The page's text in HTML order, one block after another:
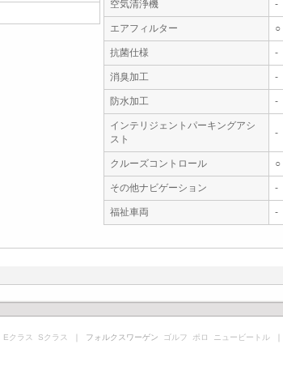
空気清浄機 -
エアフィルター ○
抗菌仕様 -
消臭加工 -
防水加工 -
インテリジェントパーキングアシ
スト
-
クルーズコントロール ○
その他ナビゲーション -
福祉車両
-
Eクラス Sクラス ｜ フォルクスワーゲン ゴルフ ポロ ニュービートル